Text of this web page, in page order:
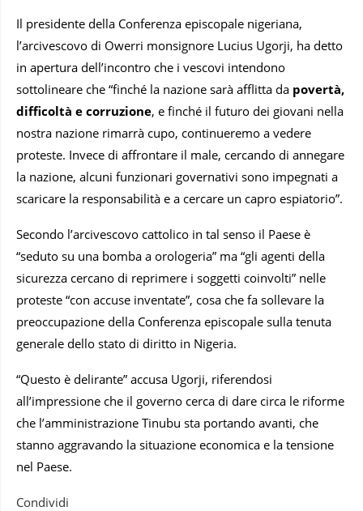
Il presidente della Conferenza episcopale nigeriana,
l’arcivescovo di Owerri monsignore Lucius Ugorji, ha detto
in apertura dell’incontro che i vescovi intendono
sottolineare che “finché la nazione sarà afflitta da povertà,
difficoltà e corruzione, e finché il futuro dei giovani nella
nostra nazione rimarrà cupo, continueremo a vedere
proteste. Invece di affrontare il male, cercando di annegare
la nazione, alcuni funzionari governativi sono impegnati a
scaricare la responsabilità e a cercare un capro espiatorio”.
Secondo l’arcivescovo cattolico in tal senso il Paese è
“seduto su una bomba a orologeria” ma “gli agenti della
sicurezza cercano di reprimere i soggetti coinvolti” nelle
proteste “con accuse inventate”, cosa che fa sollevare la
preoccupazione della Conferenza episcopale sulla tenuta
generale dello stato di diritto in Nigeria.
“Questo è delirante” accusa Ugorji, riferendosi
all’impressione che il governo cerca di dare circa le riforme
che l’amministrazione Tinubu sta portando avanti, che
stanno aggravando la situazione economica e la tensione
nel Paese.
Condividi